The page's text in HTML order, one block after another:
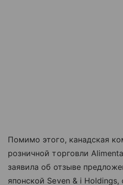
Помимо этого, канадская
розничной торговли
заявила об отзыве
японской Seven & i Holdings,